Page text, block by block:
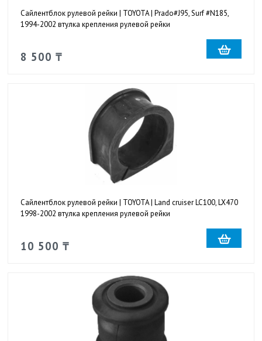
Сайлентблок рулевой рейки | TOYOTA | Prado#J95, Surf #N185,
1994-2002 втулка крепления рулевой рейки
8 500 ₸
Сайлентблок рулевой рейки | TOYOTA | Land cruiser LC100, LX470
1998-2002 втулка крепления рулевой рейки
10 500 ₸